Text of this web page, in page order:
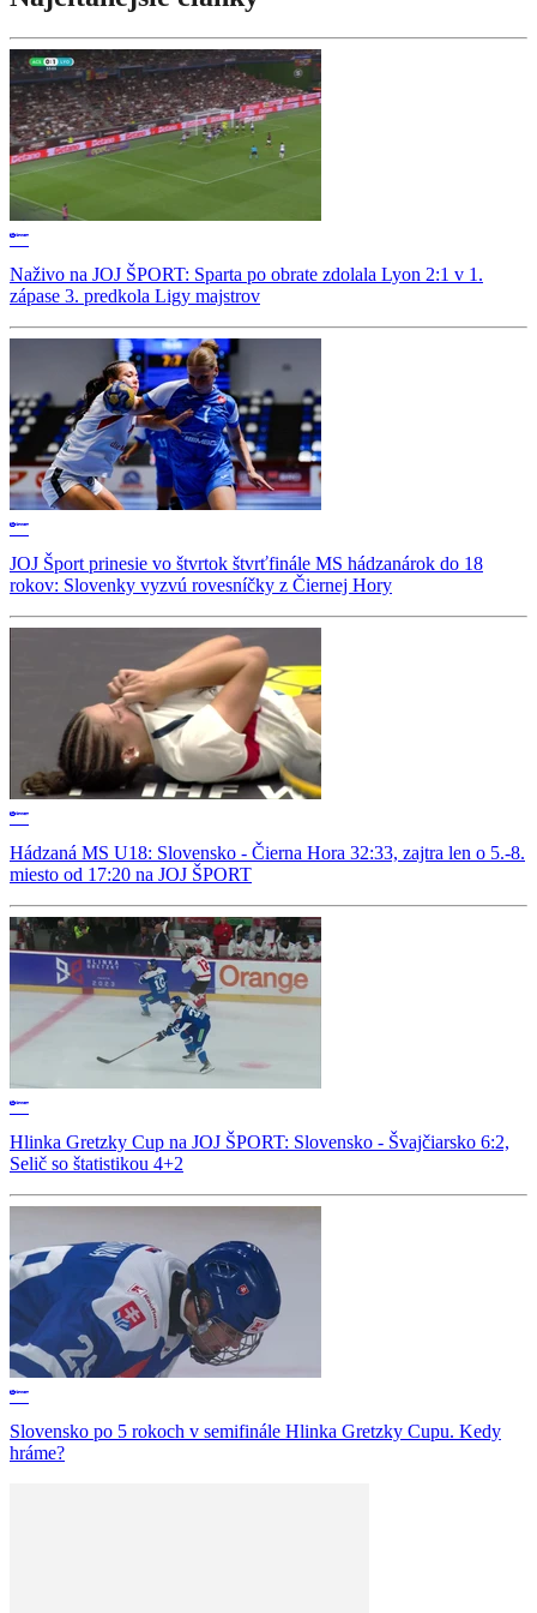
Naživo na JOJ ŠPORT: Sparta po obrate zdolala Lyon 2:1 v 1.
zápase 3. predkola Ligy majstrov
JOJ Šport prinesie vo štvrtok štvrťfinále MS hádzanárok do 18
rokov: Slovenky vyzvú rovesníčky z Čiernej Hory
Hádzaná MS U18: Slovensko - Čierna Hora 32:33, zajtra len o 5.-8.
miesto od 17:20 na JOJ ŠPORT
Hlinka Gretzky Cup na JOJ ŠPORT: Slovensko - Švajčiarsko 6:2,
Selič so štatistikou 4+2
Slovensko po 5 rokoch v semifinále Hlinka Gretzky Cupu. Kedy
hráme?